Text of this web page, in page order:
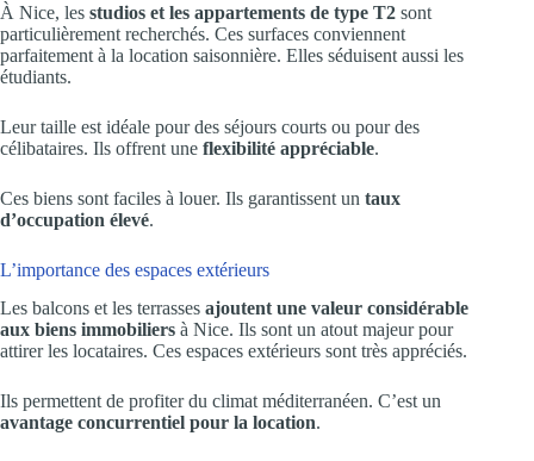
À Nice, les studios et les appartements de type T2 sont
particulièrement recherchés. Ces surfaces conviennent
parfaitement à la location saisonnière. Elles séduisent aussi les
étudiants.
Leur taille est idéale pour des séjours courts ou pour des
célibataires. Ils offrent une flexibilité appréciable.
Ces biens sont faciles à louer. Ils garantissent un taux
d’occupation élevé.
L’importance des espaces extérieurs
Les balcons et les terrasses ajoutent une valeur considérable
aux biens immobiliers à Nice. Ils sont un atout majeur pour
attirer les locataires. Ces espaces extérieurs sont très appréciés.
Ils permettent de profiter du climat méditerranéen. C’est un
avantage concurrentiel pour la location.